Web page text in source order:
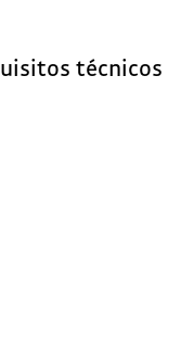
técnicos